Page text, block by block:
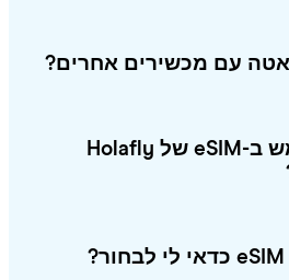
מכשירים אחרים?
האם אוכל להשתמש ב-eSIM של Holafly